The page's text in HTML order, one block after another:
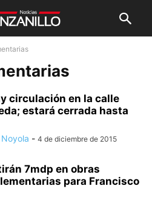
circulación en la calle
estará cerrada hasta
- 4 de diciembre de 2015
7mdp en obras
para Francisco